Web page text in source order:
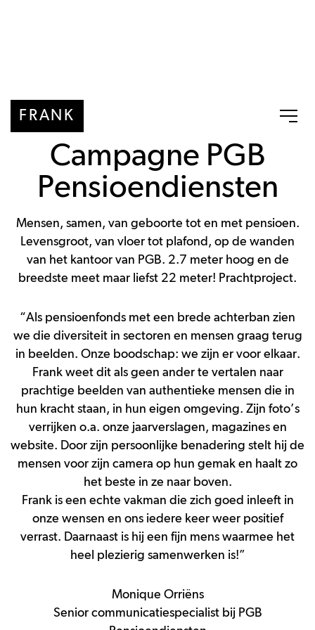
FRANK
Campagne PGB
Pensioendiensten
Mensen, samen, van geboorte tot en met pensioen.
Levensgroot, van vloer tot plafond, op de wanden
van het kantoor van PGB. 2.7 meter hoog en de
breedste meet maar liefst 22 meter! Prachtproject.
“Als pensioenfonds met een brede achterban zien
we die diversiteit in sectoren en mensen graag terug
in beelden. Onze boodschap: we zijn er voor elkaar.
Frank weet dit als geen ander te vertalen naar
prachtige beelden van authentieke mensen die in
hun kracht staan, in hun eigen omgeving. Zijn foto’s
verrijken o.a. onze jaarverslagen, magazines en
website. Door zijn persoonlijke benadering stelt hij de
mensen voor zijn camera op hun gemak en haalt zo
het beste in ze naar boven.
Frank is een echte vakman die zich goed inleeft in
onze wensen en ons iedere keer weer positief
verrast. Daarnaast is hij een fijn mens waarmee het
heel plezierig samenwerken is!”
Monique Orriëns
Senior communicatiespecialist bij PGB